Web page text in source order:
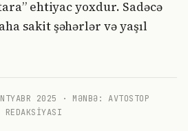
ehtiyac yoxdur. Sadəcə
sakit şəhərlər və yaşıl
2025
· MƏNBƏ: AVTOSTOP
REDAKSIYASI